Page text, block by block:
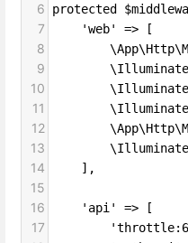
6 protected
7
    'web' => [
8
9
10
11
12
13
14
    ],
15
16
    'api' => [
17